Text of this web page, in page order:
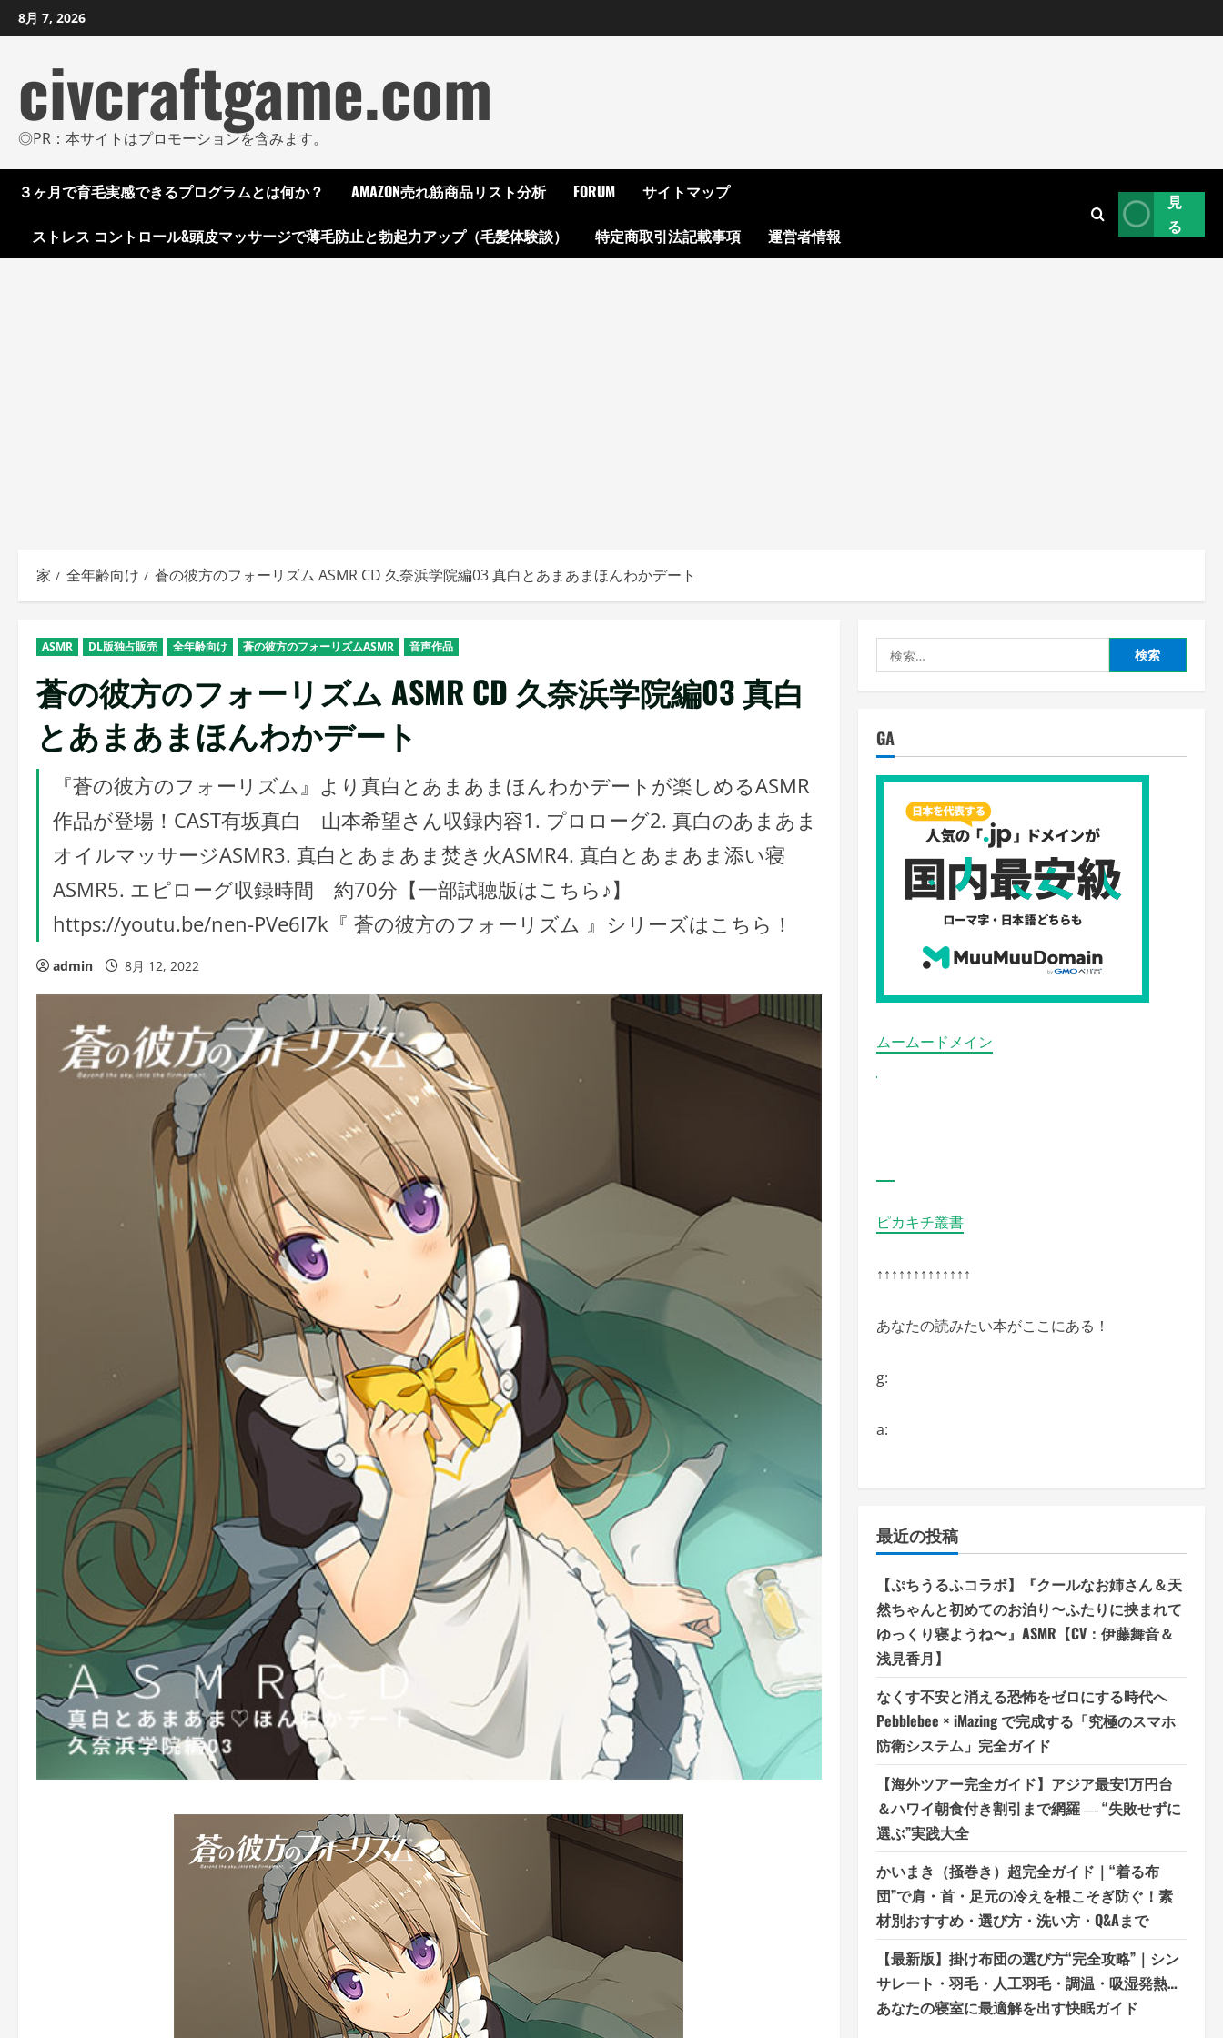
ン
し
8月 7, 2026
civcraftgame.com
◎PR：本サイトはプロモーションを含みます。
３ヶ月で育毛実感できるプログラムとは何か？ AMAZON売れ筋商品リスト分析 FORUM サイトマップ
ストレス コントロール&頭皮マッサージで薄毛防止と勃起力アップ（毛髪体験談） 特定商取引法記載事項 運営者情報
見
る
家 全年齢向け 蒼の彼方のフォーリズム ASMR CD 久奈浜学院編03 真白とあまあまほんわかデート
ASMR DL版独占販売 全年齢向け 蒼の彼方のフォーリズムASMR 音声作品
蒼の彼方のフォーリズム ASMR CD 久奈浜学院編03 真白
とあまあまほんわかデート
『蒼の彼方のフォーリズム』より真白とあまあまほんわかデートが楽しめるASMR
作品が登場！CAST有坂真白 山本希望さん収録内容1. プロローグ2. 真白のあまあま
オイルマッサージASMR3. 真白とあまあま焚き火ASMR4. 真白とあまあま添い寝
ASMR5. エピローグ収録時間 約70分【一部試聴版はこちら♪】
https://youtu.be/nen-PVe6I7k『 蒼の彼方のフォーリズム 』シリーズはこちら！
admin 8月 12, 2022
索:
GA
ムームードメイン
ピカキチ叢書
↑↑↑↑↑↑↑↑↑↑↑↑↑
あなたの読みたい本がここにある！
g:
a:
最近の投稿
【ぷちうるふコラボ】『クールなお姉さん＆天
然ちゃんと初めてのお泊り〜ふたりに挟まれて
ゆっくり寝ようね〜』ASMR【CV：伊藤舞音＆
浅見香月】
なくす不安と消える恐怖をゼロにする時代へ
Pebblebee × iMazing で完成する「究極のスマホ
防衛システム」完全ガイド
【海外ツアー完全ガイド】アジア最安1万円台
＆ハワイ朝食付き割引まで網羅 ― “失敗せずに
選ぶ”実践大全
かいまき（掻巻き）超完全ガイド｜“着る布
団”で肩・首・足元の冷えを根こそぎ防ぐ！素
材別おすすめ・選び方・洗い方・Q&Aまで
【最新版】掛け布団の選び方“完全攻略”｜シン
サレート・羽毛・人工羽毛・調温・吸湿発熱…
あなたの寝室に最適解を出す快眠ガイド